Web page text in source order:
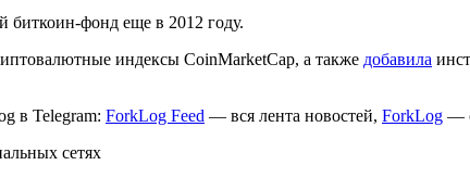
биткоин-фонд еще в 2012 году.
индексы CoinMarketCap, а также добавила
в Telegram: ForkLog Feed — вся лента новостей, ForkLog —
сетях